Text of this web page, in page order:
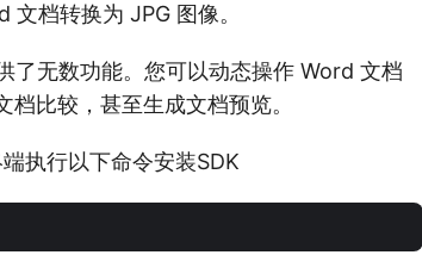
档转换为 JPG 图像。
了无数功能。您可以动态操作 Word 文档
比较，甚至生成文档预览。
执行以下命令安装SDK